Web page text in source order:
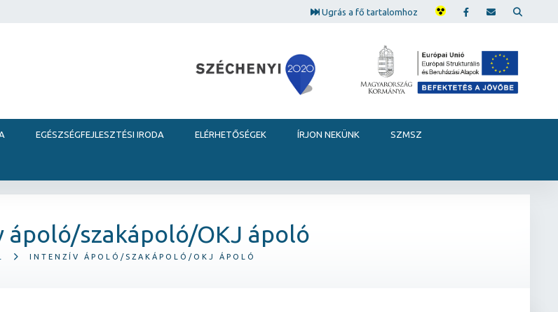
Ugrás a fő tartalomhoz
EGÉSZSÉGFEJLESZTÉSI IRODA ELÉRHETŐSÉGEK ÍRJON NEKÜNK SZMSZ
ápoló/szakápoló/OKJ ápoló
INTENZÍV ÁPOLÓ/SZAKÁPOLÓ/OKJ ÁPOLÓ